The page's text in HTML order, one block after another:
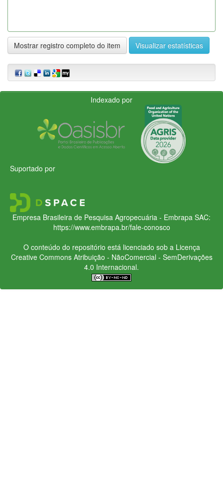
Mostrar registro completo do item Visualizar estatísticas
Indexado por
Suportado por
Empresa Brasileira de Pesquisa Agropecuária - Embrapa SAC:
https://www.embrapa.br/fale-conosco
O conteúdo do repositório está licenciado sob a Licença
Creative CommonsAtribuição - NãoComercial - SemDerivações
4.0 Internacional.